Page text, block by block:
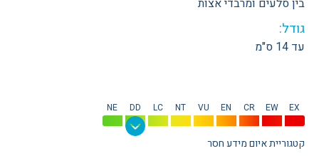
גודל:
עד 14 ס"מ
EX
EW
CR
EN
VU
NT
LC
DD
NE
קטגוריית איום מידע חסר